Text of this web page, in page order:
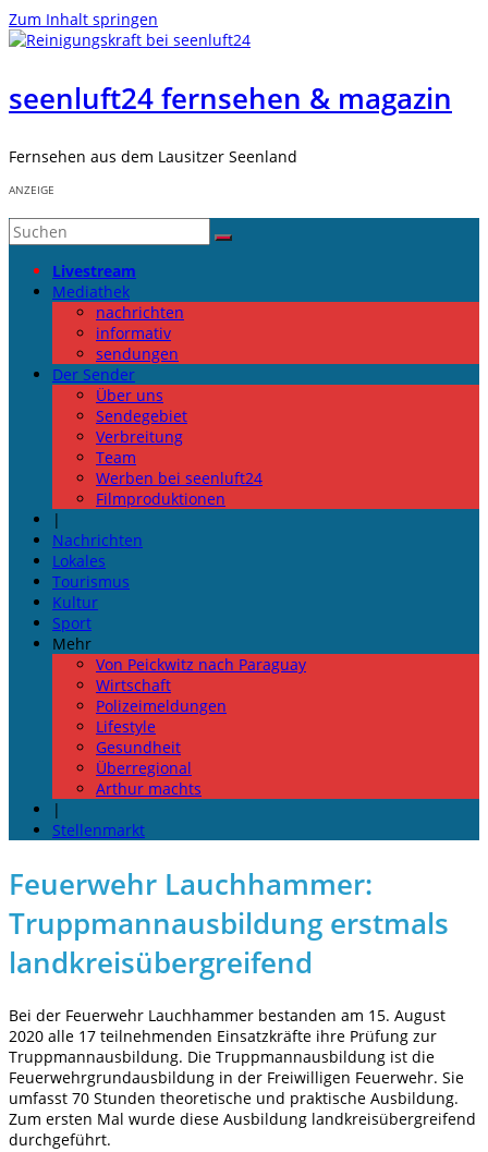
Zum Inhalt springen
seenluft24 fernsehen & magazin
Fernsehen aus dem Lausitzer Seenland
ANZEIGE
Livestream
Mediathek
nachrichten
informativ
sendungen
Der Sender
Über uns
Sendegebiet
Verbreitung
Team
Werben bei seenluft24
Filmproduktionen
|
Nachrichten
Lokales
Tourismus
Kultur
Sport
Mehr
Von Peickwitz nach Paraguay
Wirtschaft
Polizeimeldungen
Lifestyle
Gesundheit
Überregional
Arthur machts
|
Stellenmarkt
Feuerwehr Lauchhammer:
Truppmannausbildung erstmals
landkreisübergreifend
Bei der Feuerwehr Lauchhammer bestanden am 15. August
2020 alle 17 teilnehmenden Einsatzkräfte ihre Prüfung zur
Truppmannausbildung. Die Truppmannausbildung ist die
Feuerwehrgrundausbildung in der Freiwilligen Feuerwehr. Sie
umfasst 70 Stunden theoretische und praktische Ausbildung.
Zum ersten Mal wurde diese Ausbildung landkreisübergreifend
durchgeführt.